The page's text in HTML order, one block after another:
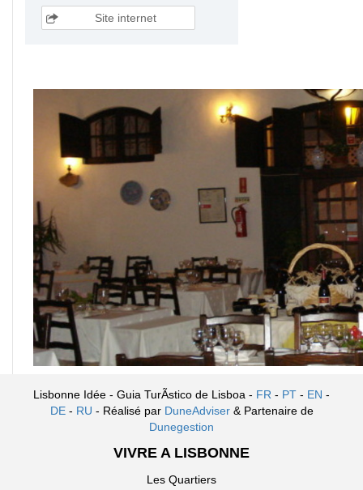
Site internet
Lisbonne Idée - Guia TurÃ­stico de Lisboa - FR - PT - EN -
DE- RU - Réalisé par DuneAdviser & Partenaire de
Dunegestion
VIVRE A LISBONNE
Les Quartiers